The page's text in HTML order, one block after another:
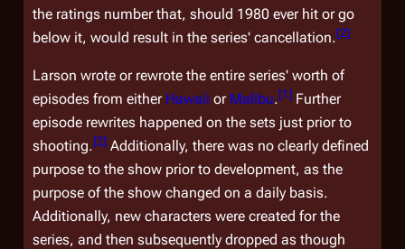
the ratings number that, should 1980 ever hit or go
below it, would result in the series' cancellation.[2]
Larson wrote or rewrote the entire series' worth of
episodes from either Hawaii or Malibu.[1] Further
episode rewrites happened on the sets just prior to
shooting.[2] Additionally, there was no clearly defined
purpose to the show prior to development, as the
purpose of the show changed on a daily basis.
Additionally, new characters were created for the
series, and then subsequently dropped as though